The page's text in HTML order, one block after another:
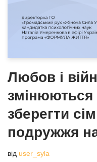
Любов і
змінюються
зберегти
подружжя
від user_syla